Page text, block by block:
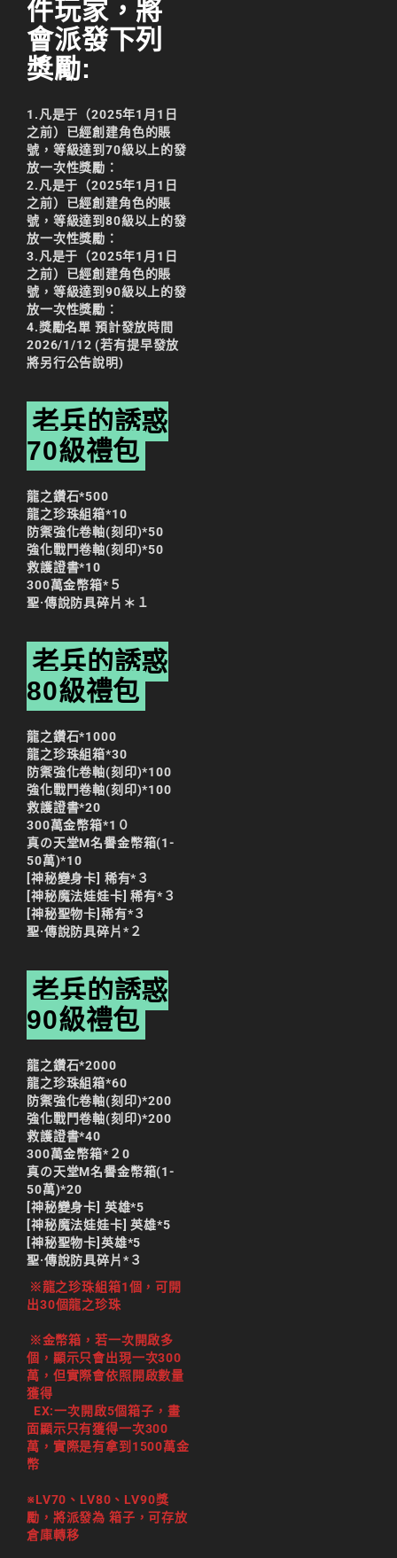
件玩家，將
會派發下列
獎勵:
1.凡是于（2025年1月1日
之前）已經創建角色的賬
號，等級達到70級以上的發
放一次性獎勵：
2.凡是于（2025年1月1日
之前）已經創建角色的賬
號，等級達到80級以上的發
放一次性獎勵：
3.凡是于（2025年1月1日
之前）已經創建角色的賬
號，等級達到90級以上的發
放一次性獎勵：
4.獎勵名單 預計發放時間
2026/1/12 (若有提早發放
將另行公告說明)
老兵的誘惑
70級禮包
龍之鑽石*500
龍之珍珠組箱*10
防禦強化卷軸(刻印)*50
強化戰鬥卷軸(刻印)*50
救護證書*10
300萬金幣箱*５
聖·傳說防具碎片＊１
老兵的誘惑
80級禮包
龍之鑽石*1000
龍之珍珠組箱*30
防禦強化卷軸(刻印)*100
強化戰鬥卷軸(刻印)*100
救護證書*20
300萬金幣箱*1０
真の天堂M名譽金幣箱(1-
50萬)*10
[神秘變身卡] 稀有*３
[神秘魔法娃娃卡] 稀有*３
[神秘聖物卡]稀有*３
聖·傳說防具碎片*２
老兵的誘惑
90級禮包
龍之鑽石*2000
龍之珍珠組箱*60
防禦強化卷軸(刻印)*200
強化戰鬥卷軸(刻印)*200
救護證書*40
300萬金幣箱*２0
真の天堂M名譽金幣箱(1-
50萬)*20
[神秘變身卡] 英雄*5
[神秘魔法娃娃卡] 英雄*5
[神秘聖物卡]英雄*5
聖·傳說防具碎片*３
※龍之珍珠組箱1個，可開
出30個龍之珍珠
※金幣箱，若一次開啟多
個，顯示只會出現一次300
萬，但實際會依照開啟數量
獲得
EX:一次開啟5個箱子，畫
面顯示只有獲得一次300
萬，實際是有拿到1500萬金
幣
※LV70、LV80、LV90獎
勵，將派發為 箱子，可存放
倉庫轉移